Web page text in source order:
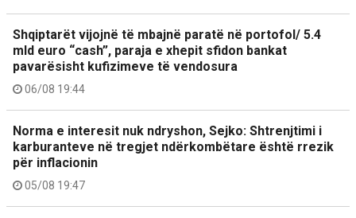
Shqiptarët vijojnë të mbajnë paratë në portofol/ 5.4
mld euro “cash”, paraja e xhepit sfidon bankat
pavarësisht kufizimeve të vendosura
06/08 19:44
Norma e interesit nuk ndryshon, Sejko: Shtrenjtimi i
karburanteve në tregjet ndërkombëtare është rrezik
për inflacionin
05/08 19:47